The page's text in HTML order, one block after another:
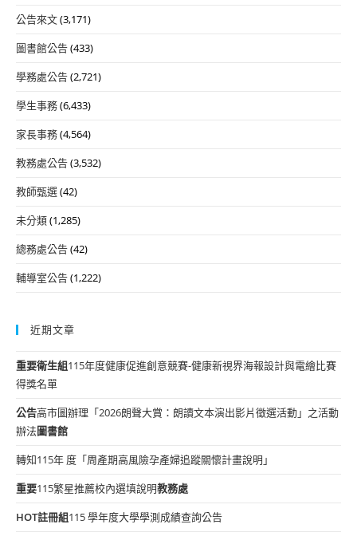
公告來文(3,171)
圖書館公告(433)
學務處公告(2,721)
學生事務(6,433)
家長事務(4,564)
教務處公告(3,532)
教師甄選(42)
未分類(1,285)
總務處公告(42)
輔導室公告(1,222)
近期文章
重要衛生組115年度健康促進創意競賽-健康新視界海報設計與電繪比賽
得獎名單
公告高市圖辦理「2026朗聲大賞：朗讀文本演出影片徵選活動」之活動
辦法圖書館
轉知115年 度「周產期高風險孕產婦追蹤關懷計畫說明」
重要115繁星推薦校內選填說明教務處
HOT註冊組115 學年度大學學測成績查詢公告